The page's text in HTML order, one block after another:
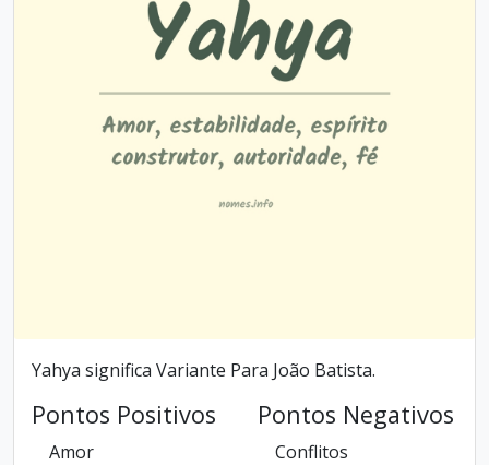
Yahya significa Variante Para João Batista.
Pontos Positivos
Amor
Pontos Negativos
Conflitos